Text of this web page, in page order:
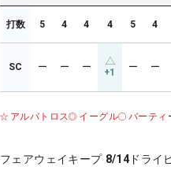
打数 5 4 4 4 5 4
SC ー ー ー +1 ー ー
アルバトロス イーグル バーティ
フェアウェイキープ 8/14 ドライ